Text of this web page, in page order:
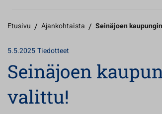
Etusivu / Ajankohtaista / Seinäjoen
5.5.2025Tiedotteet
Seinäjoen
valittu!